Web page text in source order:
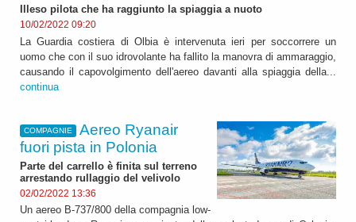
Illeso pilota che ha raggiunto la spiaggia a nuoto
10/02/2022 09:20
La Guardia costiera di Olbia è intervenuta ieri per soccorrere un
uomo che con il suo idrovolante ha fallito la manovra di ammaraggio,
causando il capovolgimento dell'aereo davanti alla spiaggia della...
continua
COMPAGNIE
Aereo Ryanair
fuori pista in Polonia
Parte del carrello è finita sul terreno
arrestando rullaggio del velivolo
02/02/2022 13:36
Un aereo B-737/800 della compagnia low-